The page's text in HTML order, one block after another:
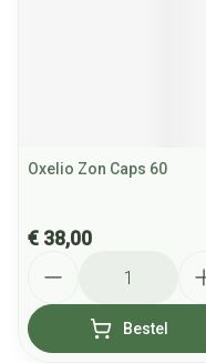
Oxelio Zon Caps 60
€ 38,00
Bestel